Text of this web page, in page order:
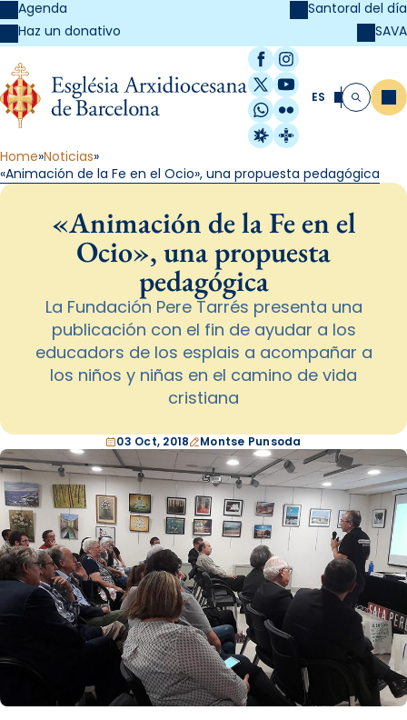
Agenda
Haz un donativo
Santoral del día
SAVA
Facebook
Instagram
X / Twitter
YouTube
WhatsApp
Flickr
Radio Estel
Catalunya
ES Buscar
Home Noticias
«Animación de la Fe en el Ocio», una propuesta pedagógica
«Animación de la Fe en el
Ocio», una propuesta
pedagógica
La Fundación Pere Tarrés presenta una
publicación con el fin de ayudar a los
educadors de los esplais a acompañar a
los niños y niñas en el camino de vida
cristiana
03 Oct, 2018 Montse Punsoda